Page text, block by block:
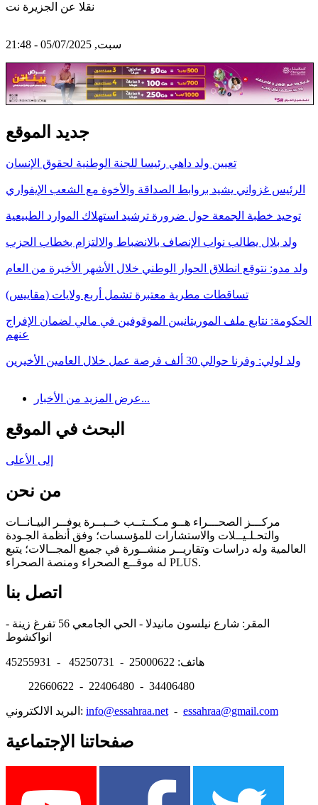
نقلا عن الجزيرة نت
سبت, 05/07/2025 - 21:48
جديد الموقع
تعيين ولد داهي رئيسا للجنة الوطنية لحقوق الإنسان
الرئيس غزواني يشيد بروابط الصداقة والأخوة مع الشعب الإيفواري
توحيد خطبة الجمعة حول ضرورة ترشيد استهلاك الموارد الطبيعية
ولد بلال يطالب نواب الإنصاف بالانضباط والالتزام بخطاب الحزب
ولد مدو: نتوقع انطلاق الحوار الوطني خلال الأشهر الأخيرة من العام
تساقطات مطرية معتبرة تشمل أربع ولايات (مقاييس)
الحكومة: نتابع ملف الموريتانيين الموقوفين في مالي لضمان الإفراج
عنهم
ولد لولي: وفرنا حوالي 30 ألف فرصة عمل خلال العامين الأخيرين
عرض المزيد من الأخبار...
البحث في الموقع
إلى الأعلى
من نحن
مركـــز الصحـــراء هــو مـكــتــب خــبــرة يوفــر البيـانــات
والتحـلـيــلات والاستشارات للمؤسسات؛ وفق أنظمة الجـودة
العالمية وله دراسات وتقاريــر منشــورة في جميع المجــالات؛ يتبع
له موقــع الصحراء ومنصة الصحراء PLUS.
اتصل بنا
المقر: شارع نيلسون مانيدلا - الحي الجامعي 56 تفرغ زينة -
هاتف: 25000622 - 45250731 - 45255931
22660622 - 22406480 - 34406480
البريد الالكتروني: info@essahraa.net - essahraa@gmail.com
صفحاتنا الإجتماعية